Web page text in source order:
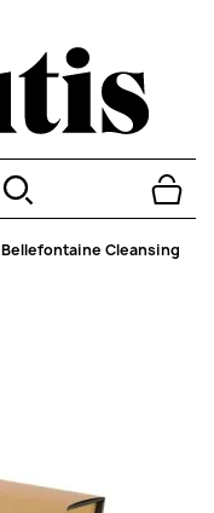
Bellefontaine Cleansing